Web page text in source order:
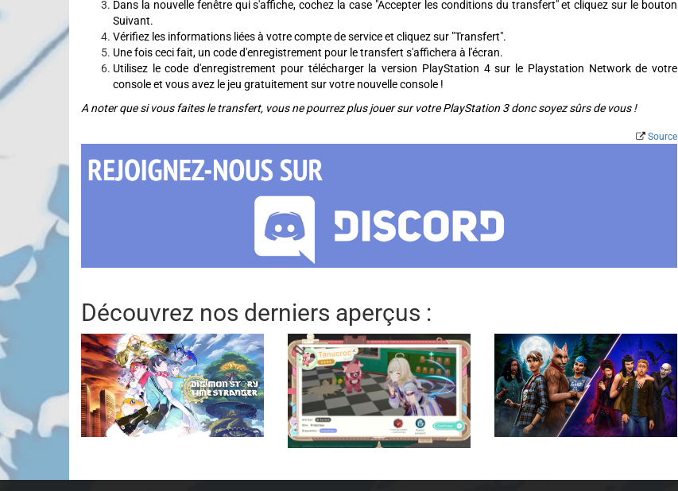
Dans la nouvelle fenêtre qui s'affiche, cochez la case "Accepter les conditions du transfert" et cliquez sur le bouton
Suivant.
Vérifiez les informations liées à votre compte de service et cliquez sur "Transfert".
Une fois ceci fait, un code d'enregistrement pour le transfert s'affichera à l'écran.
Utilisez le code d'enregistrement pour télécharger la version PlayStation 4 sur le Playstation Network de votre
console et vous avez le jeu gratuitement sur votre nouvelle console !
A noter que si vous faites le transfert, vous ne pourrez plus jouer sur votre PlayStation 3 donc soyez sûrs de vous !
Source
Découvrez nos derniers aperçus :